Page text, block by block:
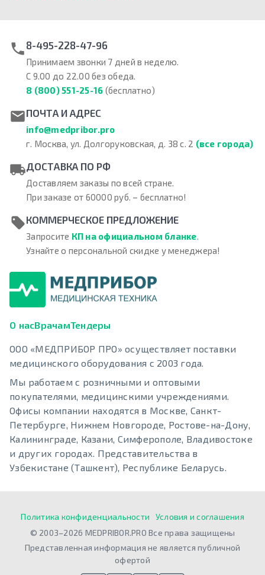
8-495-228-47-96
Принимаем звонки 7 дней в неделю.
С 9.00 до 22.00 без обеда.
8 (800) 551-25-16 (бесплатно)
ПОЧТА И АДРЕС
info@medpribor.pro
г. Москва, ул. Долгоруковская, д. 38 с. 2 (все города)
ДОСТАВКА ПО РФ
Доставляем заказы по всей стране.
При заказе от 60000 руб. – бесплатно!
КОММЕРЧЕСКОЕ ПРЕДЛОЖЕНИЕ
Запросите КП на официальном бланке.
Узнайте о персональной скидке у менеджера!
О насВрачамТендеры
ООО «МЕДПРИБОР ПРО» осуществляет поставки
медицинского оборудования с 2003 года.
Мы работаем с розничными и оптовыми
покупателями, медицинскими учреждениями.
Офисы компании находятся в Москве, Санкт-
Петербурге, Нижнем Новгороде, Ростове-на-Дону,
Калининграде, Казани, Симферополе, Владивостоке
и других городах. Представительства в
Узбекистане (Ташкент), Республике Беларусь.
Политика конфиденциальности
Условия и соглашения
© 2003–2026 MEDPRIBOR.PRO Все права защищены
Представленная информация не является публичной
офертой